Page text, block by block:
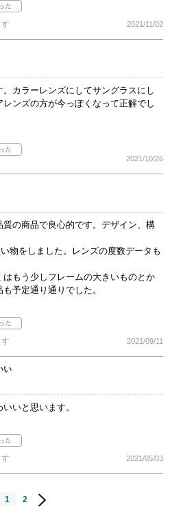
2021/11/02
カラーレンズにしてサングラスにし
ンズの方が今っぽくなって正解でし
2021/10/26
の商品で良心的です。デザイン、構
物をしました。レンズの度数データも
もう少しフレームの大きいものとか
予定通り通りでした。
2021/09/11
い
いと思います。
2021/05/03
1 2